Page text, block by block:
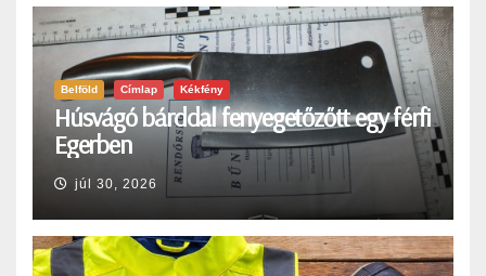
Belföld Címlap Kékfény
Húsvágó bárddal fenyegetőzőtt egy férfi
Egerben
júl 30, 2026